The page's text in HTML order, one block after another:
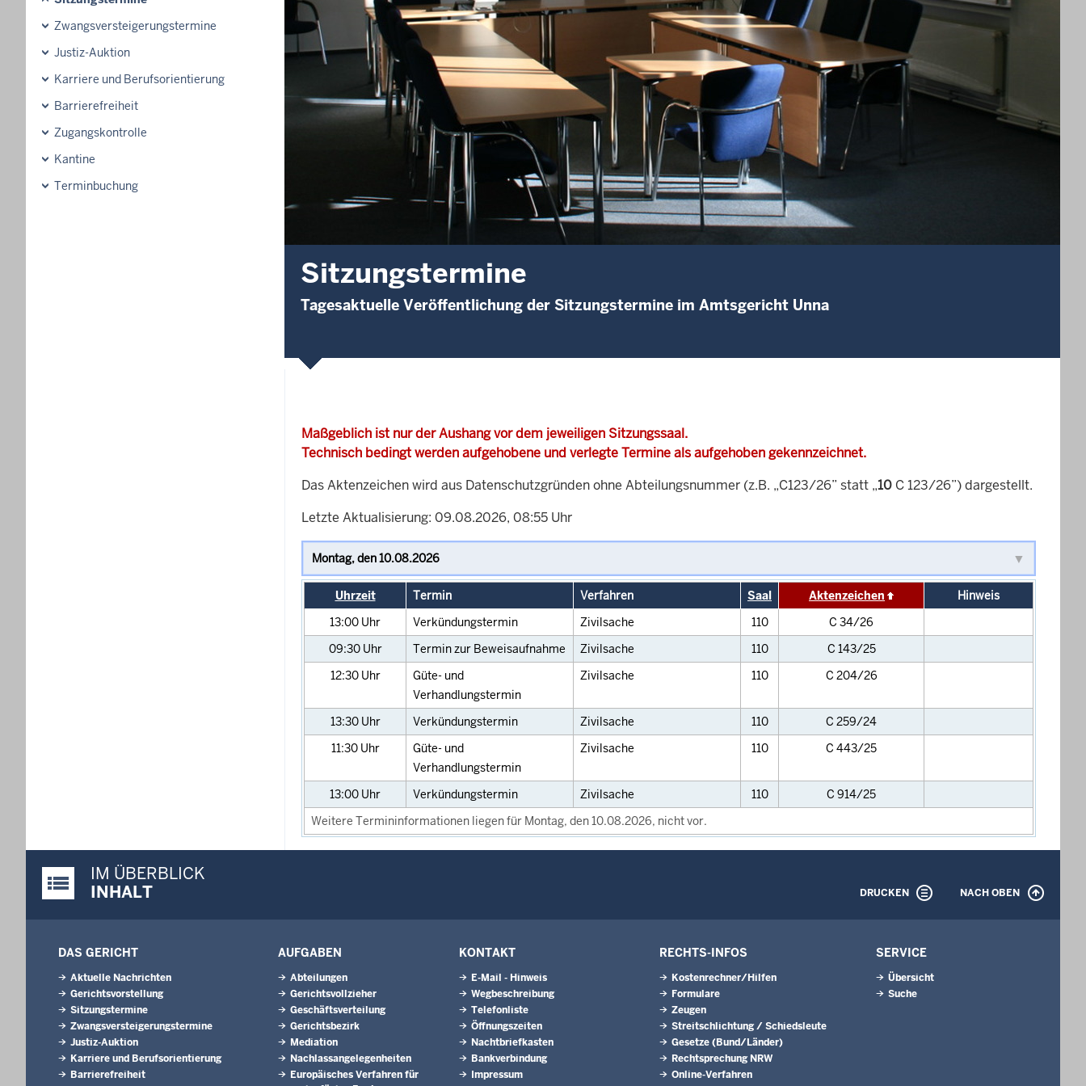
Zwangsversteigerungs­termine
Justiz-Auktion
Karriere und Berufsorientierung
Barrierefreiheit
Zugangskontrolle
Kantine
Terminbuchung
Sitzungstermine
Tagesaktuelle Veröffentlichung der Sitzungstermine im Amtsgericht Unna
Maßgeblich ist nur der Aushang vor dem jeweiligen Sitzungssaal.
Technisch bedingt werden aufgehobene und verlegte Termine als aufgehoben gekennzeichnet.
Das Aktenzeichen wird aus Datenschutzgründen ohne Abteilungsnummer (z.B. „C123/26” statt „10 C 123/26”) dargestellt.
Letzte Aktualisierung: 09.08.2026, 08:55 Uhr
Uhrzeit Termin Verfahren Saal Aktenzeichen
Hinweis
13:00 Uhr Verkündungstermin Zivilsache 110
C 34/26
09:30 Uhr Termin zur Beweisaufnahme Zivilsache 110
C 143/25
12:30 Uhr
Güte- und
Verhandlungstermin
Zivilsache 110 C 204/26
13:30 Uhr Verkündungstermin Zivilsache 110
C 259/24
11:30 Uhr
Güte- und
Verhandlungstermin
Zivilsache 110 C 443/25
13:00 Uhr Verkündungstermin Zivilsache 110
C 914/25
Weitere Termininformationen liegen für Montag, den 10.08.2026, nicht vor.
Justiz-Portal im Überblick:
IM ÜBERBLICK
INHALT
DRUCKEN NACH OBEN
DAS GERICHT
Aktuelle Nachrichten
Gerichtsvorstellung
Sitzungstermine
Zwangsversteigerungs­termine
Justiz-Auktion
Karriere und Berufsorientierung
Barrierefreiheit
AUFGABEN
Abteilungen
Gerichtsvollzieher
Geschäftsverteilung
Gerichtsbezirk
Mediation
Nachlassangelegenheiten
Europäisches Verfahren für
KONTAKT
E-Mail - Hinweis
Wegbeschreibung
Telefonliste
Öffnungszeiten
Nachtbriefkasten
Bankverbindung
Impressum
RECHTS-INFOS
Kostenrechner/Hilfen
Formulare
Zeugen
Streitschlichtung / Schiedsleute
Gesetze (Bund/Länder)
Rechtsprechung NRW
Online-Verfahren
SERVICE
Übersicht
Suche